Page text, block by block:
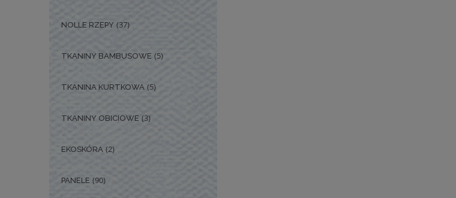
NOLLE RZEPY (37)
TKANINY BAMBUSOWE (5)
TKANINA KURTKOWA (5)
TKANINY OBICIOWE (3)
EKOSKÓRA (2)
PANELE (90)